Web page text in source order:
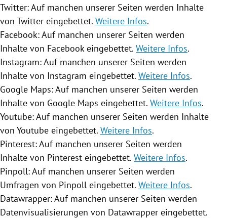
Twitter: Auf manchen unserer Seiten werden Inhalte
von Twitter eingebettet. Weitere Infos.
Facebook: Auf manchen unserer Seiten werden
Inhalte von Facebook eingebettet. Weitere Infos.
Instagram: Auf manchen unserer Seiten werden
Inhalte von Instagram eingebettet. Weitere Infos.
Google Maps: Auf manchen unserer Seiten werden
Inhalte von Google Maps eingebettet. Weitere Infos.
Youtube: Auf manchen unserer Seiten werden Inhalte
von Youtube eingebettet. Weitere Infos.
Pinterest: Auf manchen unserer Seiten werden
Inhalte von Pinterest eingebettet. Weitere Infos.
Pinpoll: Auf manchen unserer Seiten werden
Umfragen von Pinpoll eingebettet. Weitere Infos.
Datawrapper: Auf manchen unserer Seiten werden
Datenvisualisierungen von Datawrapper eingebettet.